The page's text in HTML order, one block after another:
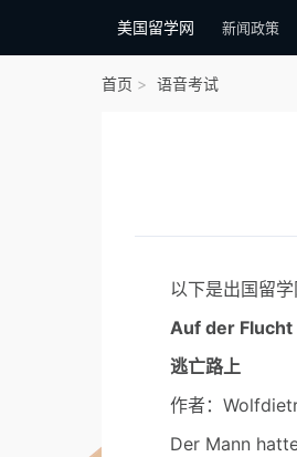
美国留学网 新闻政策
首页 语音考试
以下是出国留学
Auf der Flucht
逃亡路上
作者：
Der Mann hatte